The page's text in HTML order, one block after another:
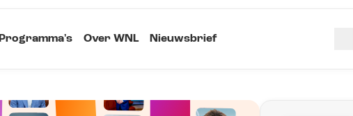
Programma's Over WNL Nieuwsbrief